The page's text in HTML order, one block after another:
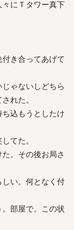
にＴタワー真下
き合ってあげて
ゃないしどちら
れた。
込もうとしたけ
てた。
。その後お局さ
い。何となく付
部屋で。この状